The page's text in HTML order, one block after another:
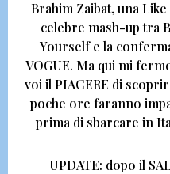
Brahim Zaibat, una
celebre mash-up tra
Yourself e la
VOGUE. Ma qui mi
voi il PIACERE di
poche ore faranno
prima di sbarcare in
UPDATE: dopo il